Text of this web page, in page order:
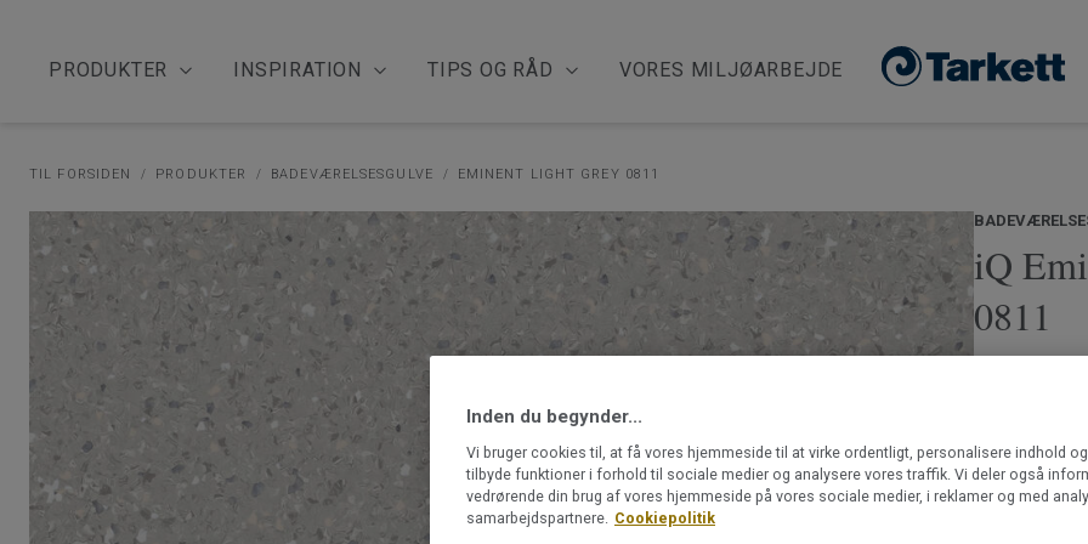
PRODUKTER INSPIRATION TIPS OG RÅD VORES MILJØARBEJDE
TIL FORSIDEN PRODUKTER BADEVÆRELSESGULVE EMINENT LIGHT GREY 0811
iQ
0811
iQ Eminent
lang række
suppleret af
hvoraf iQ
klare
kombineres
vinyl. Det
Læs mere
Ftalatfrit
Inden du begynder...
Vi bruger cookies til, at få vores hjemmeside til at virke ordentligt, personalisere indhold og
tilbyde funktioner i forhold til sociale medier og analysere vores traffik. Vi deler også
vedrørende din brug af vores hjemmeside på vores sociale medier, i reklamer og med
samarbejdspartnere. Cookiepolitik